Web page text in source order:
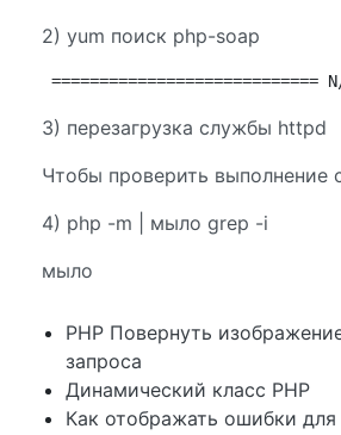
2) yum поиск php-soap
3) перезагрузка службы httpd
Чтобы проверить выполнение
4) php -m | мыло grep -i
мыло
PHP Повернуть
запроса
Динамический класс PHP
Как отображать ошибки